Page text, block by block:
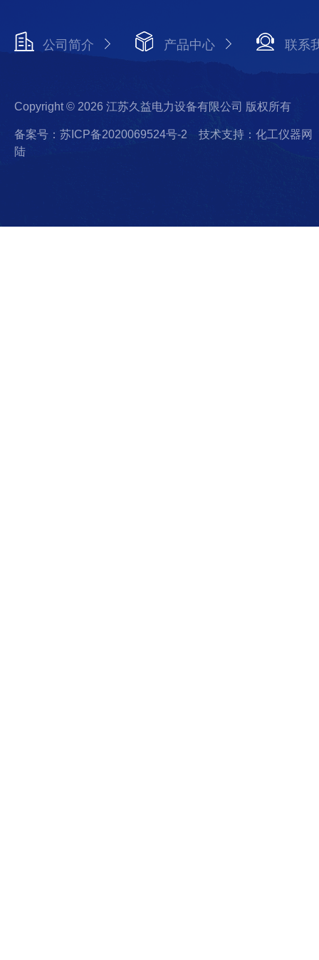
公司简介 产品中心 联系
Copyright © 2026 江苏久益电力设备有限公司 版权所有
备案号：苏ICP备2020069524号-2
技术支持：化工仪器网
陆